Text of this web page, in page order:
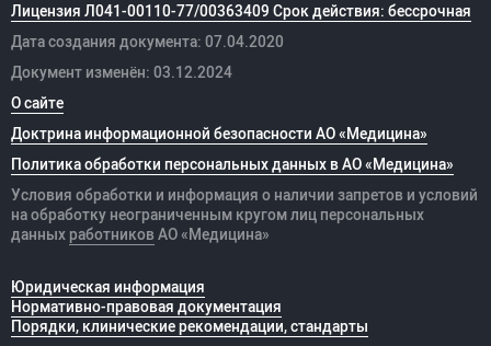
Лицензия Л041-00110-77/00363409 Срок действия: бессрочная
Дата создания документа: 07.04.2020
Документ изменён: 03.12.2024
О сайте
Доктрина информационной безопасности АО «Медицина»
Политика обработки персональных данных в АО «Медицина»
Условия обработки и информация о наличии запретов и условий
на обработку неограниченным кругом лиц персональных
данных работников АО «Медицина»
Юридическая информация
Нормативно-правовая документация
Порядки, клинические рекомендации, стандарты